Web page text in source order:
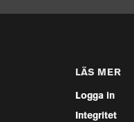
LÄS MER
Logga in
Integritet